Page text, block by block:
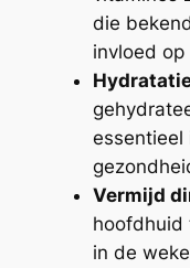
die
invloed op
essentieel
Vermijd
hoofdhuid
in de